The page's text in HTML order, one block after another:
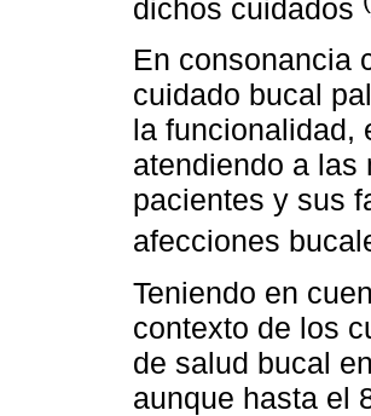
dichos cuidados
En consonancia
cuidado bucal
la funcionalidad,
atendiendo a
pacientes y sus
afecciones
Teniendo en
contexto de los
de salud bucal
aunque hasta el